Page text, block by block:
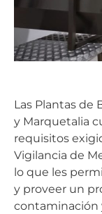
Las Plantas de
y Marquetalia
requisitos
Vigilancia de
lo que les
y proveer un
contaminación